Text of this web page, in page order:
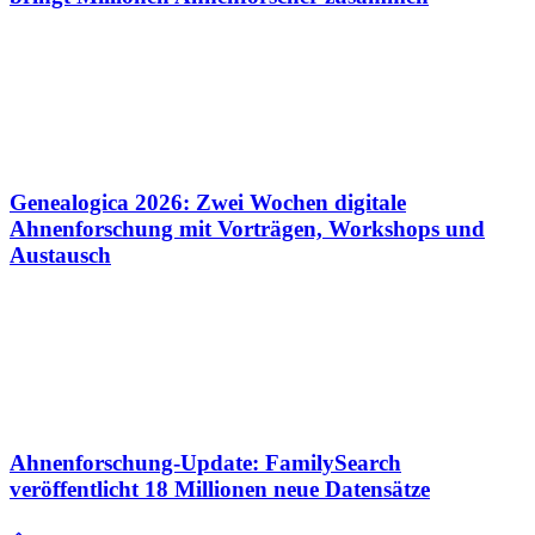
Genealogica 2026: Zwei Wochen digitale
Ahnenforschung mit Vorträgen, Workshops und
Austausch
Ahnenforschung-Update: FamilySearch
veröffentlicht 18 Millionen neue Datensätze